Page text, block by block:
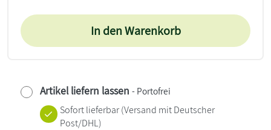
In den Warenkorb
Artikel liefern lassen - Portofrei
Sofort lieferbar(Versand mit Deutscher
Post/DHL)